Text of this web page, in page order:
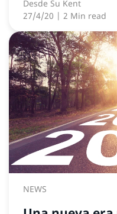
Desde Su Kent
27/4/20 | 2 Min read
NEWS